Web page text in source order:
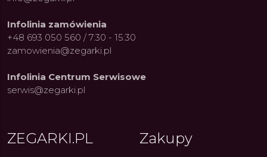
27.07.2026
kolekcji zegarków
ZEGARKI.PL 4.08.2026
Infolinia zamówienia
+48 693 050 560 / 7:30 - 15:30
zamowienia@zegarki.pl
Infolinia Centrum Serwisowe
serwis@zegarki.pl
ZEGARKI.PL Zakupy